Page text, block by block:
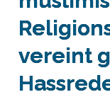
vereint